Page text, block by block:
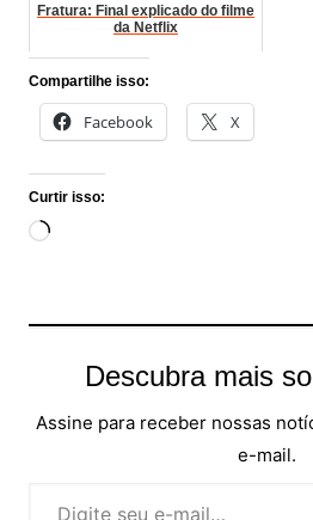
Fratura: Final explicado do filme
da Netflix
Compartilhe isso:
Facebook X
Curtir isso:
Carregando...
Descubra mais
Assine para receber nossas
e-mail.